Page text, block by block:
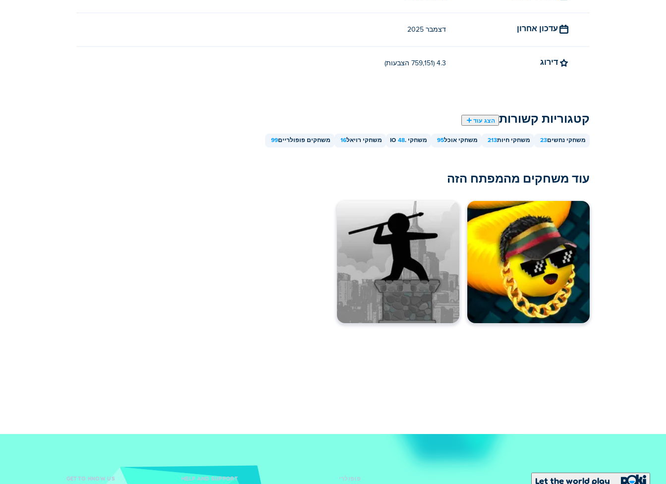
עדכון אחרון דצמבר 2025
דירוג 4.3 (759,151 הצבעות)
קטגוריות קשורות הצג עוד
משחקי נחשים23 משחקי חיות213 משחקי אוכל95 משחקי .IO48 משחקי רויאל16 משחקים פופולריים99
עוד משחקים מהמפתח הזה
Let the world play פופולרי HELP AND SUPPORT
GET TO KNOW US